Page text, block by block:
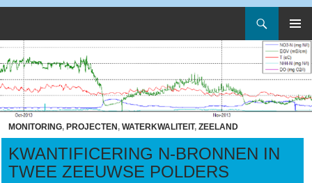
MENU
naar
inhoud
MONITORING, PROJECTEN , WATERKWALITEIT, ZEELAND
KWANTIFICERING N-BRONNEN IN
TWEE ZEEUWSE POLDERS